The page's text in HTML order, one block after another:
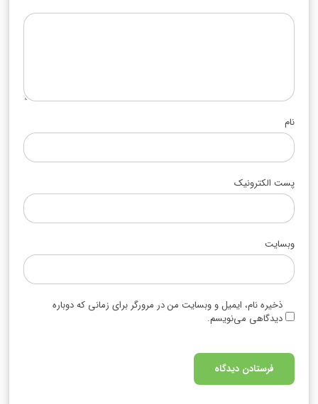
نام
پست الکترونیک
وبسایت
ذخیره نام، ایمیل و وبسایت من در مرورگر برای زمانی که دوباره
دیدگاهی می‌نویسم.